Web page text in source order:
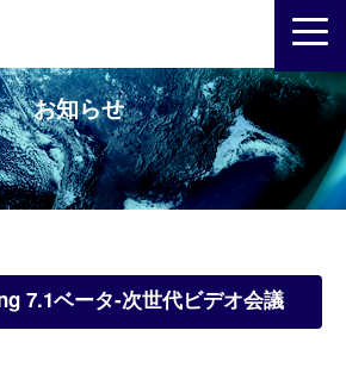
お知らせ
7.1ベータ-次世代ビデオ会議